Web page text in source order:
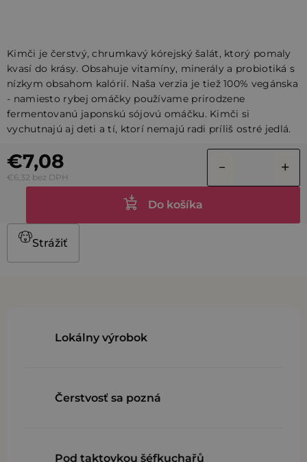
Kimči je čerstvý, chrumkavý kórejský šalát, ktorý pomaly
kvasí do krásy. Obsahuje vitamíny, minerály a probiotiká s
nízkym obsahom kalórií. Naša verzia je tiež 100% vegánska
- namiesto rybej omáčky používame prirodzene
fermentovanú japonskú sójovú omáčku. Kimči si
vychutnajú aj deti a tí, ktorí nemajú radi príliš ostré jedlá.
€7,08
€6,32 bez DPH
Do košíka
Strážiť
Lokálny výrobok
Čerstvosť sa pozná
Pod taktovkou šéfkuchařů